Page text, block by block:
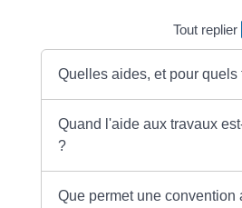
Tout replier
Quelles aides, et pour quels
Quand l'aide aux travaux
?
Que permet une convention